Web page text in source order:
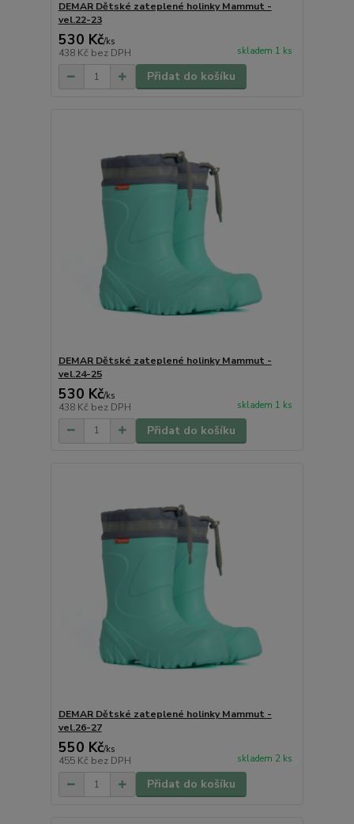
DEMAR Dětské zateplené holinky Mammut -
vel.22-23
530 Kč/ks
438 Kč bez DPH skladem 1 ks
Přidat do košíku
DEMAR Dětské zateplené holinky Mammut -
vel.24-25
530 Kč/ks
438 Kč bez DPH skladem 1 ks
Přidat do košíku
DEMAR Dětské zateplené holinky Mammut -
vel.26-27
550 Kč/ks
455 Kč bez DPH skladem 2 ks
Přidat do košíku